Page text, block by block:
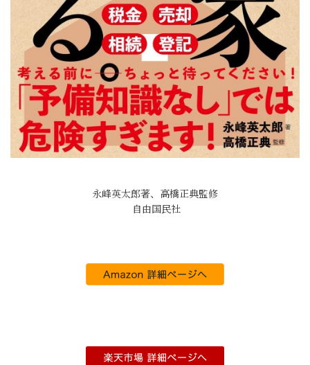
永峰英太郎著、高橋正典監修
‎ 自由国民社